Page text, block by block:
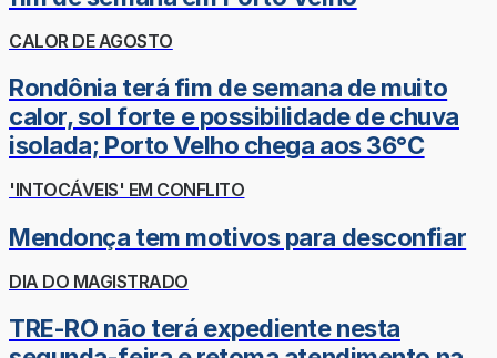
CALOR DE AGOSTO
Rondônia terá fim de semana de muito
calor, sol forte e possibilidade de chuva
isolada; Porto Velho chega aos 36°C
'INTOCÁVEIS' EM CONFLITO
Mendonça tem motivos para desconfiar
DIA DO MAGISTRADO
TRE-RO não terá expediente nesta